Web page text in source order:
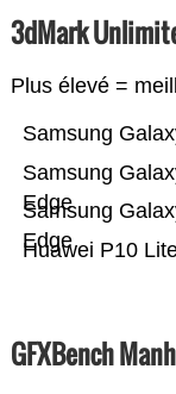
3dMark
Plus élevé =
Huawei P10
Samsung
Edge
Samsung
Edge
Samsung
GFXBench